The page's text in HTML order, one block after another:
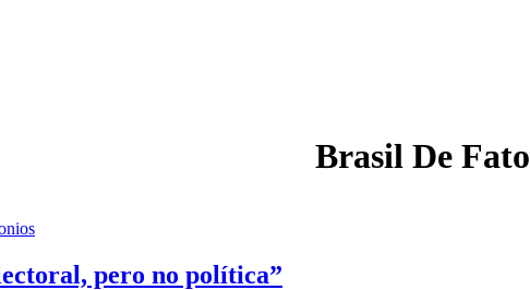
Brasil De Fato
pero no política”